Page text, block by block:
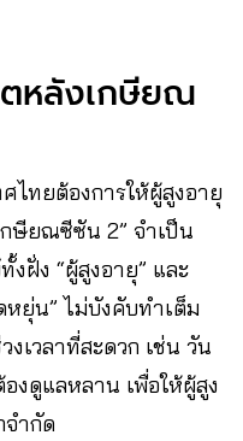
ตหลังเกษียณ
ไทยต้องการให้ผู้สูงอายุ
กษียณซีซัน 2” จำเป็น
ฝั่ง “ผู้สูงอายุ” และ
หยุ่น” ไม่บังคับทำเต็ม
งเวลาที่สะดวก เช่น วัน
งดูแลหลาน เพื่อให้ผู้สูง
ำกัด